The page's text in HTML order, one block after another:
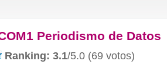
Periodismo de Datos
Ranking: 3.1/5.0 (69 votos)